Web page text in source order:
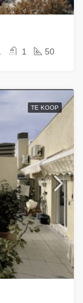
1 50
TE KOOP